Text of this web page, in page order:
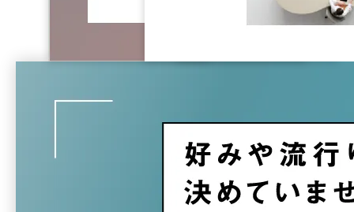
だけでなく、自社に適したオフィスづくりのテーマを決める
ノウハウが詰まった資料です。様々なエリアの事例写真も
多数掲載 ！ まずはイメージからオフィスづくりの手がかりを
つかみたい方にもおすすめです。